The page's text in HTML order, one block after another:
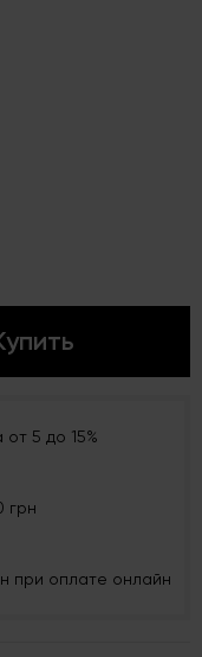
5 до 15%
грн
при оплате онлайн